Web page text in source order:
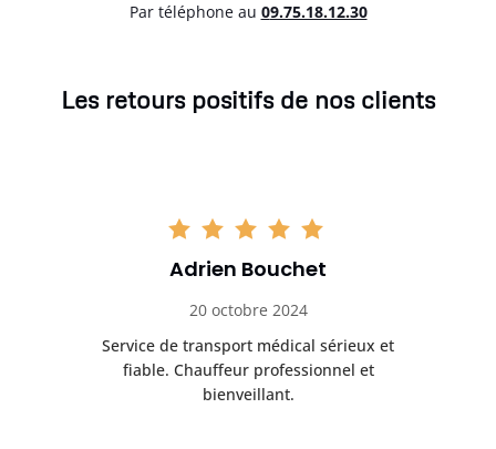
Par téléphone au 09.75.18.12.30
Les retours positifs de nos clients
Adrien Bouchet
20 octobre 2024
Service de transport médical sérieux et
fiable. Chauffeur professionnel et
bienveillant.